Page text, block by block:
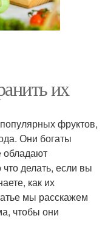
их
фруктов,
Они богаты
обладают
делать, если вы
как их
мы расскажем
чтобы они